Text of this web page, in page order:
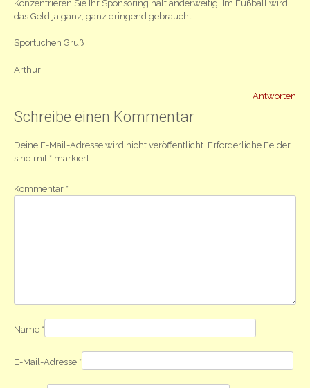
Konzentrieren Sie Ihr Sponsoring halt anderweitig. Im Fußball wird
das Geld ja ganz, ganz dringend gebraucht.
Sportlichen Gruß
Arthur
Antworten
Schreibe einen Kommentar
Deine E-Mail-Adresse wird nicht veröffentlicht. Erforderliche Felder
sind mit * markiert
Kommentar *
Name *
E-Mail-Adresse *